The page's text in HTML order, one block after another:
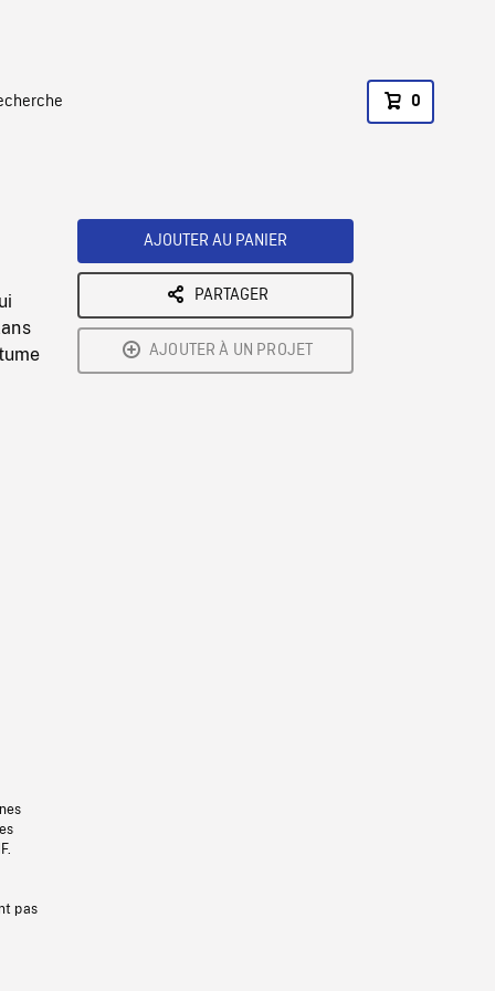
0
pas
AJOUTER AU PANIER
PARTAGER
AJOUTER À UN PROJET